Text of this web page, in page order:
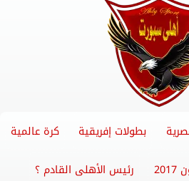
بطولات إفريقية كرة عالمية
رئيس الأهلى القادم ؟